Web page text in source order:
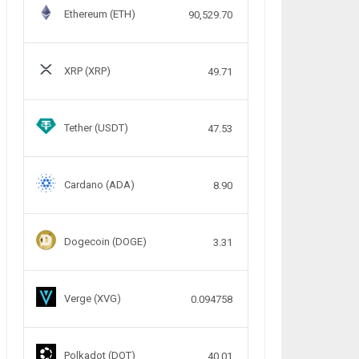
Ethereum (ETH) 90,529.70
XRP (XRP) 49.71
Tether (USDT) 47.53
Cardano (ADA) 8.90
Dogecoin (DOGE) 3.31
Verge (XVG) 0.094758
Polkadot (DOT) 40.01